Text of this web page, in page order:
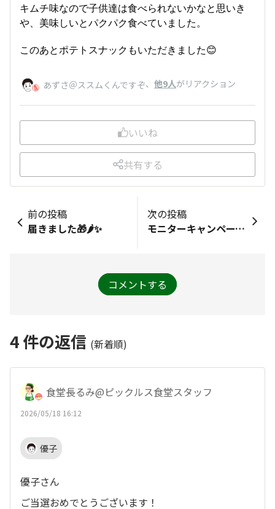
キムチ味なので子供達は食べられないかなと思いき
や、美味しいとパクパク食べていました。
このあとポテトスナックもいただきました😊
あずさ＠ススムくんですぞ、 他9人がリアクション
いいね
共有する
前の投稿
届きました🎁🌶️✨️
次の投稿
モニターキャンペーンに当選しました！
コメントする
4件の返信 (新着順)
食堂長るみ@ピックルス食堂スタッフ
2026/05/18 16:12
優子
優子さん
ご当選おめでとうございます！